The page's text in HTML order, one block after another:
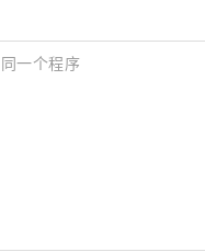
一个程序